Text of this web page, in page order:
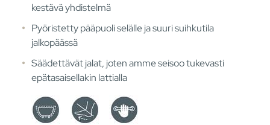
kestävä yhdistelmä
Pyöristetty pääpuoli selälle ja suuri suihkutila
jalkopäässä
Säädettävät jalat, joten amme seisoo tukevasti
epätasaisellakin lattialla